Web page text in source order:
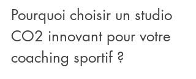
Pourquoi choisir un studio
CO2 innovant pour votre
coaching sportif ?